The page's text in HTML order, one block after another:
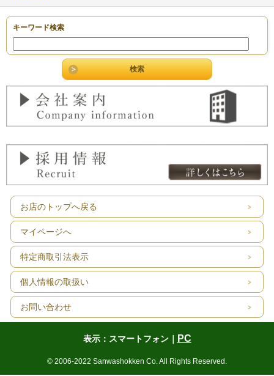
キーワード検索
お店のトップへ戻る
マイページへ
特定商取引法表示
個人情報の取扱い
お問い合わせ
表示：スマートフォン｜ PC
© 2006-2022 Sanwashokken Co. All Rights Reserved.